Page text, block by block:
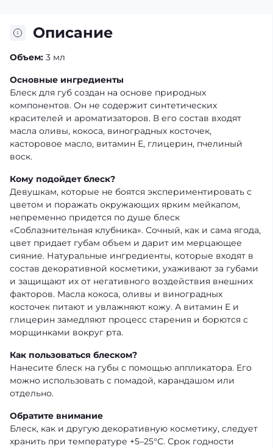
Описание
Объем: 3 мл
Основные ингредиенты
Блеск для губ создан на основе природных
компонентов. Он не содержит синтетических
красителей и ароматизаторов. В его состав входят
масла оливы, кокоса, виноградных косточек,
касторовое масло, витамин Е, глицерин, пчелиный
воск.
Кому подойдет блеск?
Девушкам, которые не боятся экспериментировать с
цветом и поражать окружающих ярким мейкапом,
непременно придется по душе блеск
«Соблазнительная клубника». Сочный, как и сама ягода,
цвет придает губам объем и дарит им мерцающее
сияние. Натуральные ингредиенты, которые входят в
состав декоративной косметики, ухаживают за губами
и защищают их от негативного воздействия внешних
факторов. Масла кокоса, оливы и виноградных
косточек питают и увлажняют кожу. А витамин Е и
глицерин замедляют процесс старения и борются с
морщинками вокруг рта.
Как пользоваться блеском?
Нанесите блеск на губы с помощью аппликатора. Его
можно использовать с помадой, карандашом или
отдельно.
Обратите внимание
Блеск, как и другую декоративную косметику, следует
хранить при температуре +5–25°С. Срок годности